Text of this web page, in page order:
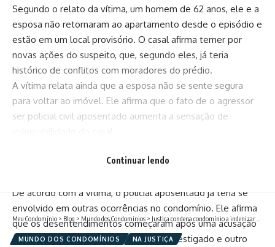
Segundo o relato da vítima, um homem de 62 anos, ele e a
esposa não retornaram ao apartamento desde o episódio e
estão em um local provisório. O casal afirma temer por
novas ações do suspeito, que, segundo eles, já teria
histórico de conflitos com moradores do prédio.
A vítima relata ainda que a esposa não se sente segura
para voltar ao imóvel. Ele afirma que o fato de o agressor
ser policial civil aposentado aumenta a sensação de
boca em razão dos socos e chutes durante a agressão.
De acordo com a vítima, o policial aposentado já teria se
envolvido em outras ocorrências no condomínio. Ele afirma
que os desentendimentos começaram após uma acusação
de assédio envolvendo a esposa do investigado e outro
Continuar lendo
Meu Condomínio > Blog > Mundo dos Condomínios > Justiça condena condomínio a indenizar menino agredido por porteiro
MUNDO DOS CONDOMÍNIOS NA JUSTIÇA